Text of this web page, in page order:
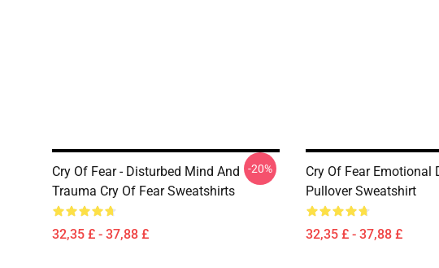
Cry Of Fear - Disturbed Mind And
Trauma Cry Of Fear Sweatshirts
32,35 £ - 37,88 £
-20%
Cry Of Fear Emotional
Pullover Sweatshirt
32,35 £ - 37,88 £